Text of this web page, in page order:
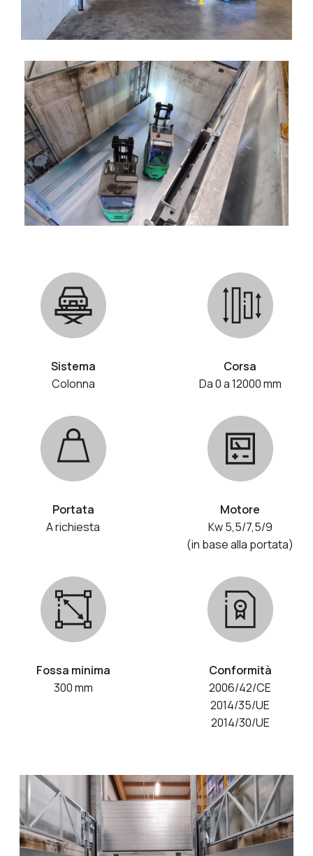
Sistema
Colonna
Corsa
Da 0 a 12000 mm
Portata
A richiesta
Motore
Kw 5,5/7,5/9
(in base alla portata)
Fossa minima
300 mm
Conformità
2006/42/CE
2014/35/UE
2014/30/UE